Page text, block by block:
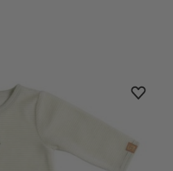
conquisterà con la sua stampa a